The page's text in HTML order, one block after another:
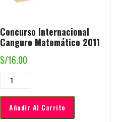
Concurso Internacional
Canguro Matemático 2011
S/16.00
Añadir Al Carrito